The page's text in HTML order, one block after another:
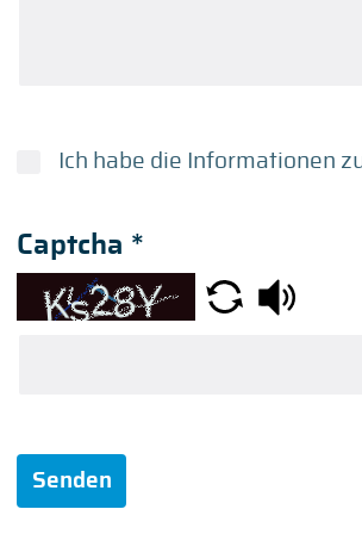
Ich habe die Informationen
Captcha *
Senden